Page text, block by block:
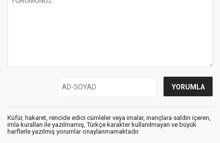
Küfür, hakaret, rencide edici cümleler veya imalar, inançlara saldırı içeren,
imla kuralları ile yazılmamış, Türkçe karakter kullanılmayan ve büyük
harflerle yazılmış yorumlar onaylanmamaktadır.